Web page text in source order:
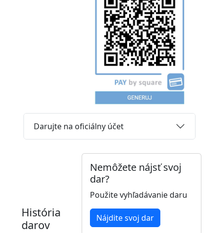
Darujte na oficiálny účet
História
darov
Nemôžete nájsť svoj
dar?
Použite vyhľadávanie daru
Nájdite svoj dar